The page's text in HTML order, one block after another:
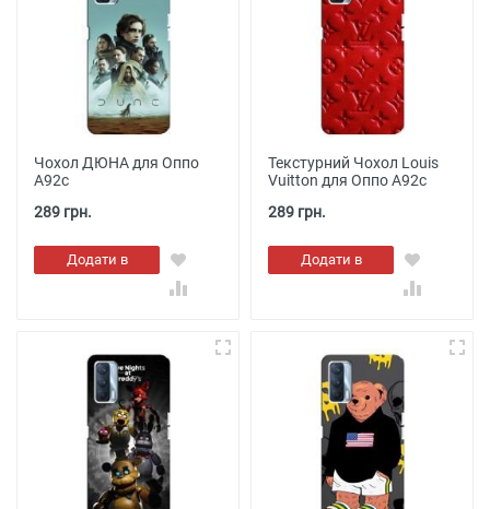
Чохол ДЮНА для Оппо
А92с
289 грн.
Додати в
кошик
Текстурний Чохол Louis
Vuitton для Оппо А92с
289 грн.
Додати в
кошик